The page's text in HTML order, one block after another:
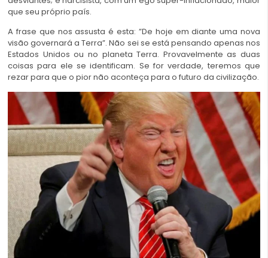
que seu próprio país.
A frase que nos assusta é esta: ”De hoje em diante uma nova
visão governará a Terra”. Não sei se está pensando apenas nos
Estados Unidos ou no planeta Terra. Provavelmente as duas
coisas para ele se identificam. Se for verdade, teremos que
rezar para que o pior não aconteça para o futuro da civilização.